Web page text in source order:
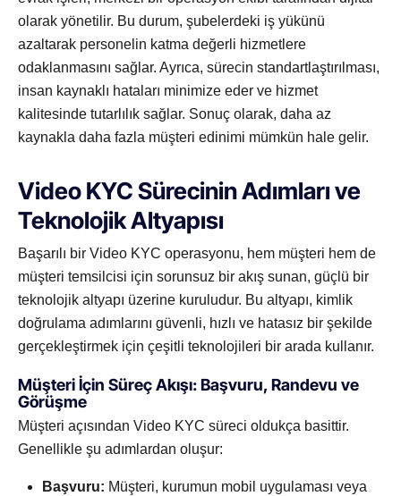
olarak yönetilir. Bu durum, şubelerdeki iş yükünü
azaltarak personelin katma değerli hizmetlere
odaklanmasını sağlar. Ayrıca, sürecin standartlaştırılması,
insan kaynaklı hataları minimize eder ve hizmet
kalitesinde tutarlılık sağlar. Sonuç olarak, daha az
kaynakla daha fazla müşteri edinimi mümkün hale gelir.
Video KYC Sürecinin Adımları ve
Teknolojik Altyapısı
Başarılı bir Video KYC operasyonu, hem müşteri hem de
müşteri temsilcisi için sorunsuz bir akış sunan, güçlü bir
teknolojik altyapı üzerine kuruludur. Bu altyapı, kimlik
doğrulama adımlarını güvenli, hızlı ve hatasız bir şekilde
gerçekleştirmek için çeşitli teknolojileri bir arada kullanır.
Müşteri İçin Süreç Akışı: Başvuru, Randevu ve
Görüşme
Müşteri açısından Video KYC süreci oldukça basittir.
Genellikle şu adımlardan oluşur:
Başvuru: Müşteri, kurumun mobil uygulaması veya